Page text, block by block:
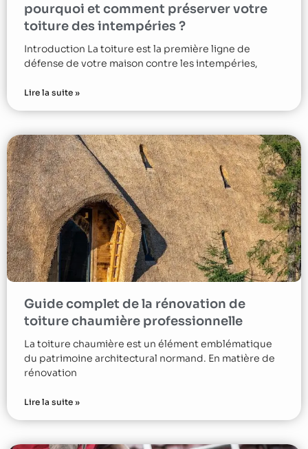
pourquoi et comment préserver votre
toiture des intempéries ?
Introduction La toiture est la première ligne de
défense de votre maison contre les intempéries,
Lire la suite »
Guide complet de la rénovation de
toiture chaumière professionnelle
La toiture chaumière est un élément emblématique
du patrimoine architectural normand. En matière de
rénovation
Lire la suite »